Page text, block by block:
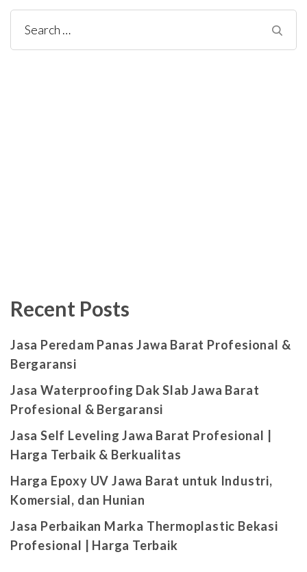
Search
for:
Recent Posts
Jasa Peredam Panas Jawa Barat Profesional &
Bergaransi
Jasa Waterproofing Dak Slab Jawa Barat
Profesional & Bergaransi
Jasa Self Leveling Jawa Barat Profesional |
Harga Terbaik & Berkualitas
Harga Epoxy UV Jawa Barat untuk Industri,
Komersial, dan Hunian
Jasa Perbaikan Marka Thermoplastic Bekasi
Profesional | Harga Terbaik